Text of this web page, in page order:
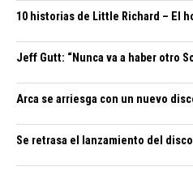
10 historias de Little Richard – El
Jeff Gutt: “Nunca va a haber otro
Arca se arriesga con un nuevo
Se retrasa el lanzamiento del